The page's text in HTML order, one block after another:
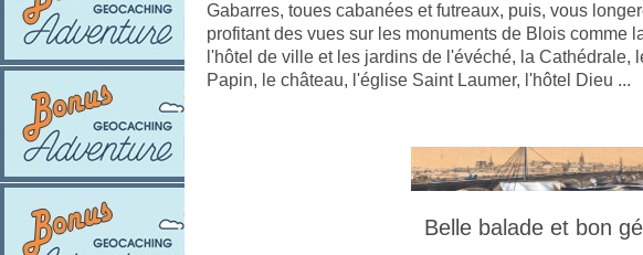
Gabarres, toues cabanées et futreaux, puis, vous
profitant des vues sur les monuments de Blois comme
l'hôtel de ville et les jardins de l'évéché, la
Papin, le château, l'église Saint Laumer, l'hôtel Dieu ...
Belle balade et bon